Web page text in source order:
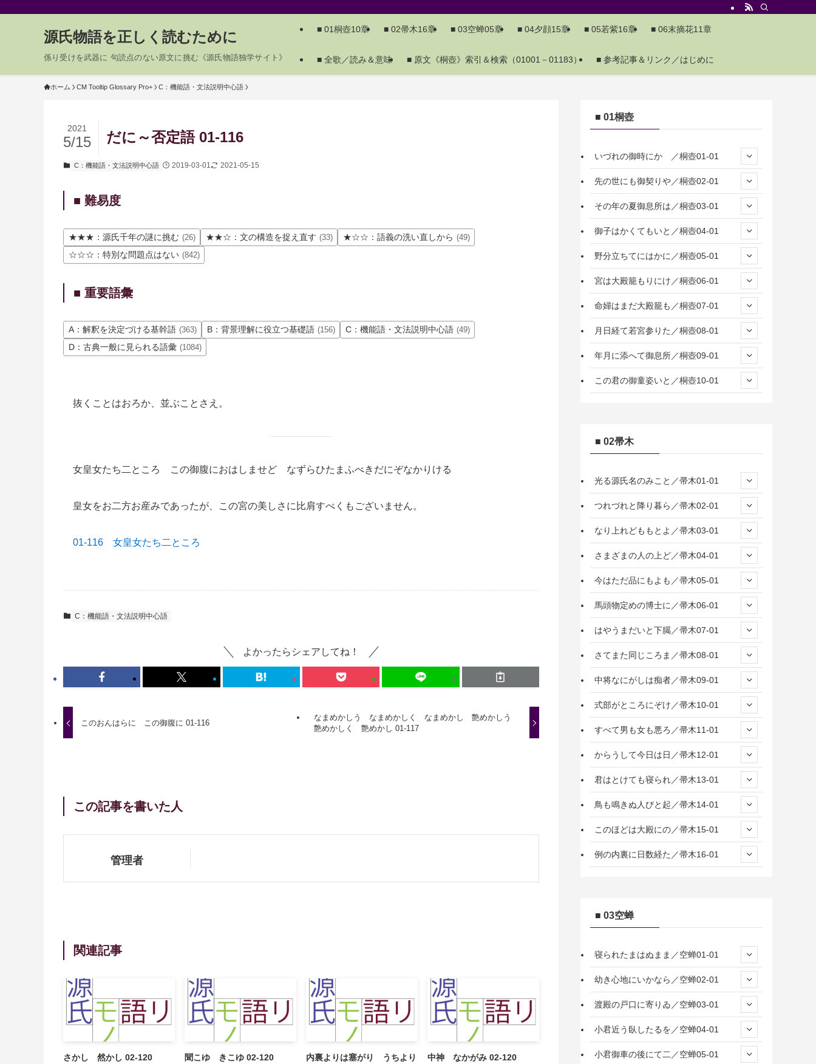
源氏物語を正しく読むために
係り受けを武器に 句読点のない原文に挑む《源氏物語独学サイト》
■ 01桐壺10章 ■ 02帚木16章 ■ 03空蝉05章 ■ 04夕顔15章 ■ 05若紫16章 ■ 06末摘花11章
■ 全歌／読み＆意味 ■ 原文《桐壺》索引＆検索（01001－01183） ■ 参考記事＆リンク／はじめに
ホーム CM Tooltip Glossary Pro+ C：機能語・文法説明中心語
だに～否定語 01-116
2021
5/15
C：機能語・文法説明中心語 2019-03-01 2021-05-15
■ 難易度
★★★：源氏千年の謎に挑む (26) ★★☆：文の構造を捉え直す (33) ★☆☆：語義の洗い直しから (49)
☆☆☆：特別な問題点はない (842)
■ 重要語彙
A：解釈を決定づける基幹語 (363) B：背景理解に役立つ基礎語 (156) C：機能語・文法説明中心語 (49)
D：古典一般に見られる語彙 (1084)
抜くことはおろか、並ぶことさえ。
女皇女たち二ところ この御腹におはしませど なずらひたまふべきだにぞなかりける
皇女をお二方お産みであったが、この宮の美しさに比肩すべくもございません。
01-116 女皇女たち二ところ
C：機能語・文法説明中心語
よかったらシェアしてね！
このおんはらに この御腹に 01-116
なまめかしう なまめかしく なまめかし 艶めかしう
艶めかしく 艶めかし 01-117
この記事を書いた人
管理者
関連記事
さかし 然かし 02-120 聞こゆ きこゆ 02-120
内裏よりは塞がり うちより
中神 なかがみ 02-120
■ 01桐壺
いづれの御時にか ／桐壺01-01
先の世にも御契りや／桐壺02-01
その年の夏御息所は／桐壺03-01
御子はかくてもいと／桐壺04-01
野分立ちてにはかに／桐壺05-01
宮は大殿籠もりにけ／桐壺06-01
命婦はまだ大殿籠も／桐壺07-01
月日経て若宮参りた／桐壺08-01
年月に添へて御息所／桐壺09-01
この君の御童姿いと／桐壺10-01
■ 02帚木
光る源氏名のみこと／帚木01-01
つれづれと降り暮ら／帚木02-01
なり上れどももとよ／帚木03-01
さまざまの人の上ど／帚木04-01
今はただ品にもよも／帚木05-01
馬頭物定めの博士に／帚木06-01
はやうまだいと下臈／帚木07-01
さてまた同じころま／帚木08-01
中将なにがしは痴者／帚木09-01
式部がところにぞけ／帚木10-01
すべて男も女も悪ろ／帚木11-01
からうして今日は日／帚木12-01
君はとけても寝られ／帚木13-01
鳥も鳴きぬ人びと起／帚木14-01
このほどは大殿にの／帚木15-01
例の内裏に日数経た／帚木16-01
■ 03空蝉
寝られたまはぬまま／空蝉01-01
幼き心地にいかなら／空蝉02-01
渡殿の戸口に寄りゐ／空蝉03-01
小君近う臥したるを／空蝉04-01
小君御車の後にて二／空蝉05-01